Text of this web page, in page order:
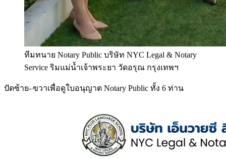
ทีมทนาย Notary Public บริษัท NYC Legal & Notary
Service ริมแม่น้ำเจ้าพระยา วัดอรุณ กรุงเทพฯ
ปัดซ้าย–ขวาเพื่อดูใบอนุญาต Notary Public ทั้ง 6 ท่าน